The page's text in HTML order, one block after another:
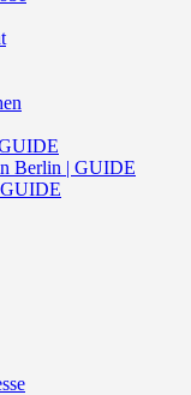
Berlin | GUIDE
GUIDE